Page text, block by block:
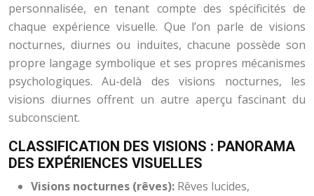
personnalisée, en tenant compte des spécificités de
chaque expérience visuelle. Que l’on parle de visions
nocturnes, diurnes ou induites, chacune possède son
propre langage symbolique et ses propres mécanismes
psychologiques. Au-delà des visions nocturnes, les
visions diurnes offrent un autre aperçu fascinant du
subconscient.
CLASSIFICATION DES VISIONS : PANORAMA
DES EXPÉRIENCES VISUELLES
Visions nocturnes (rêves): Rêves lucides,